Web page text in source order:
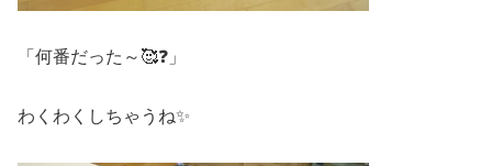
「何番だった～🥰❓」
わくわくしちゃうね✨